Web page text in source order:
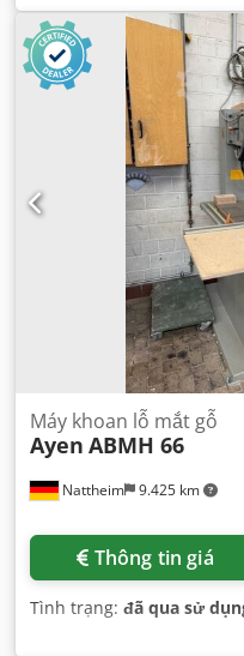
Nattheim 9.425 km
Máy khoan lỗ mắt gỗ
Ayen ABMH 66
Thông tin giá
Tình trạng: đã qua sử